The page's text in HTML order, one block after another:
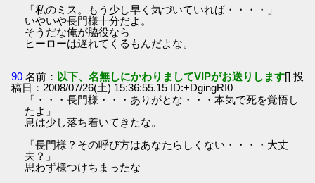
「私のミス。もう少し早く気づいていれば・・・・」
いやいや長門様十分だよ。
そうだな俺が脇役なら
ヒーローは遅れてくるもんだよな。
90 名前： 以下、名無しにかわりましてVIPがお送りします[] 投
稿日：2008/07/26(土) 15:36:55.15 ID:+DgingRI0
「・・・長門様・・・ありがとな・・・本気で死を覚悟し
たよ」
息は少し落ち着いてきたな。
「長門様？その呼び方はあなたらしくない・・・・大丈
夫？」
思わず様つけちまったな